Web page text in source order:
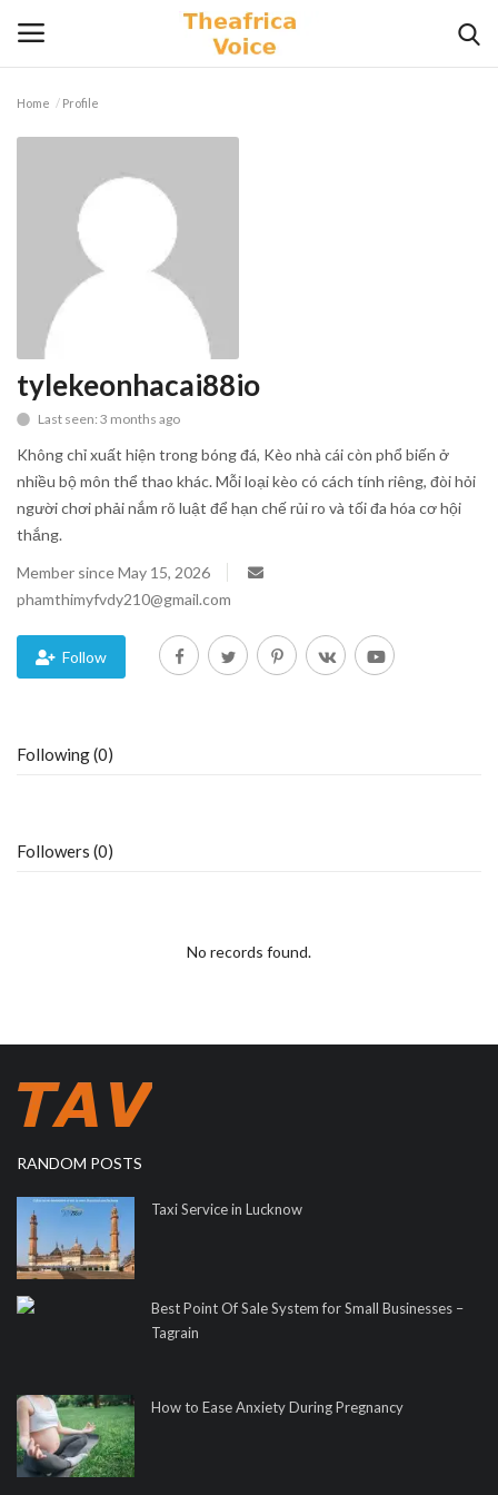
Videos
Lifestyle
Gallery
Blog
Trending
Fashion
News
Home Profile
tylekeonhacai88io
Last seen: 3 months ago
Không chỉ xuất hiện trong bóng đá, Kèo nhà cái còn phổ biến ở
nhiều bộ môn thể thao khác. Mỗi loại kèo có cách tính riêng, đòi hỏi
người chơi phải nắm rõ luật để hạn chế rủi ro và tối đa hóa cơ hội
thắng.
Member since May 15, 2026
phamthimyfvdy210@gmail.com
Follow
Following (0)
Followers (0)
No records found.
RANDOM POSTS
Taxi Service in Lucknow
Best Point Of Sale System for Small Businesses –
Tagrain
How to Ease Anxiety During Pregnancy